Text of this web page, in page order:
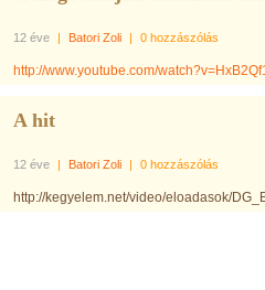
12 éve | Batori Zoli | 0 hozzászólás
http://www.youtube.com/
A hit
12 éve | Batori Zoli | 0 hozzászólás
http://kegyelem.net/video/eloadasok/